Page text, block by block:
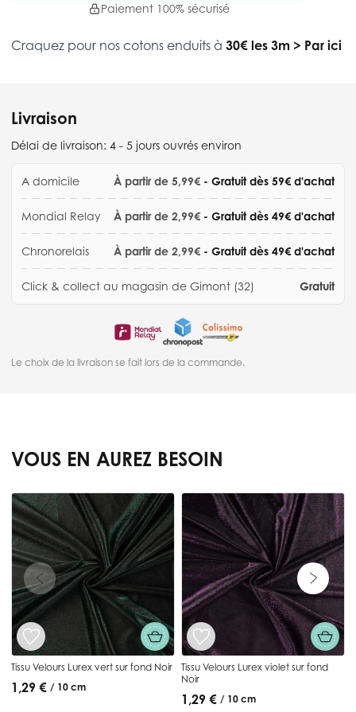
Paiement 100% sécurisé
Craquez pour nos cotons enduits à 30€ les 3m > Par ici
Livraison
Délai de livraison: 4 - 5 jours ouvrés environ
A domicile À partir de 5,99€ - Gratuit dès 59€ d'achat
Mondial Relay À partir de 2,99€ - Gratuit dès 49€ d'achat
Chronorelais À partir de 2,99€ - Gratuit dès 49€ d'achat
Click & collect au magasin de Gimont (32) Gratuit
Le choix de la livraison se fait lors de la commande.
VOUS EN AUREZ BESOIN
Press to skip carousel
Tissu Velours Lurex vert sur fond Noir
1,29 € / 10 cm
Tissu Velours Lurex violet sur fond
Noir
1,29 € / 10 cm